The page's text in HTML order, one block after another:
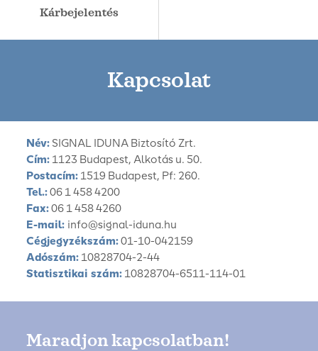
Kárbejelentés
Kapcsolat
Név: SIGNAL IDUNA Biztosító Zrt.
Cím: 1123 Budapest, Alkotás u. 50.
Postacím: 1519 Budapest, Pf: 260.
Tel.:06 1 458 4200
Fax:06 1 458 4260
E-mail: info@signal-iduna.hu
Cégjegyzékszám:01-10-042159
Adószám: 10828704-2-44
Statisztikai szám: 10828704-6511-114-01
Maradjon kapcsolatban!